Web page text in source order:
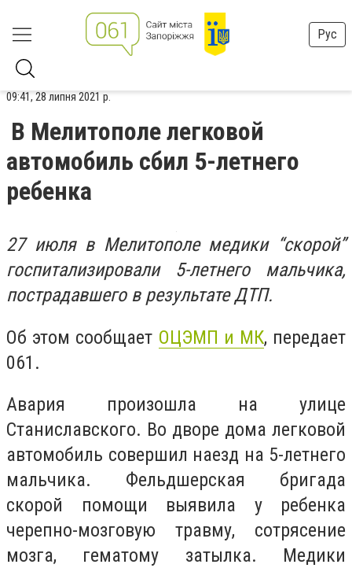
Рус
09:41, 28 липня 2021 р.
В Мелитополе легковой
автомобиль сбил 5-летнего
ребенка
27 июля в Мелитополе медики “скорой”
госпитализировали 5-летнего мальчика,
пострадавшего в результате ДТП.
Об этом сообщает ОЦЭМП и МК, передает
061.
Авария произошла на улице
Станиславского. Во дворе дома легковой
автомобиль совершил наезд на 5-летнего
мальчика. Фельдшерская бригада
скорой помощи выявила у ребенка
черепно-мозговую травму, сотрясение
мозга, гематому затылка. Медики